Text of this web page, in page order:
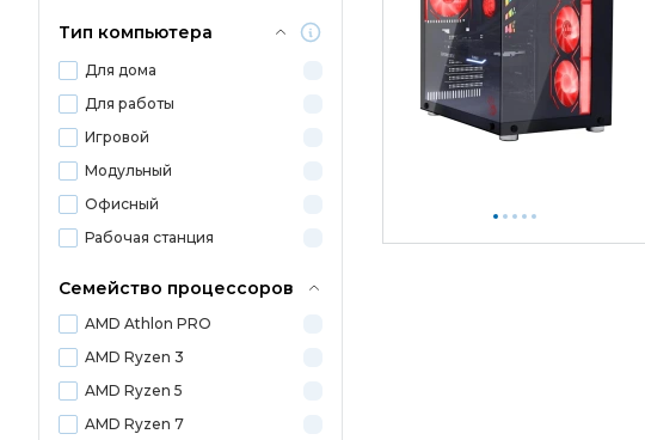
Тип компьютера
Для дома
Для работы
Игровой
Модульный
Офисный
Рабочая станция
Семейство процессоров
AMD Athlon PRO
AMD Ryzen 3
AMD Ryzen 5
AMD Ryzen 7